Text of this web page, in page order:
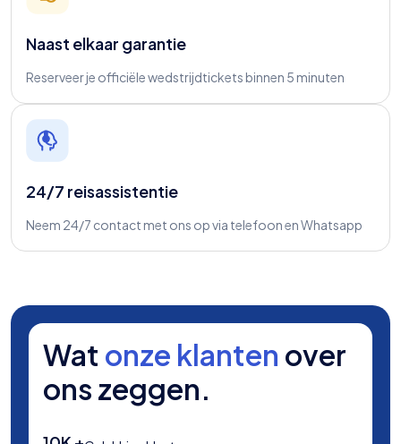
Naast elkaar garantie
Reserveer je officiële wedstrijdtickets binnen 5 minuten
24/7 reisassistentie
Neem 24/7 contact met ons op via telefoon en Whatsapp
Wat onze klanten over
ons zeggen.